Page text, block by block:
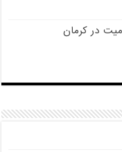
میت در کرمان